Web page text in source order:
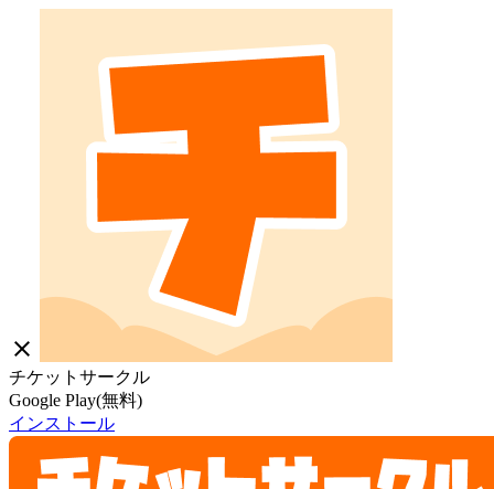
close
チケットサークル
Google Play(無料)
インストール